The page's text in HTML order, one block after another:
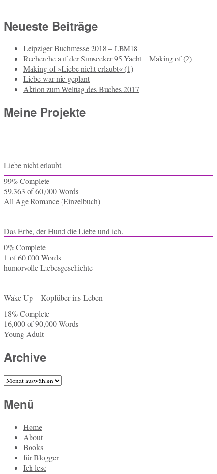
Neueste Beiträge
Leipziger Buchmesse 2018 – LBM18
Recherche auf der Sunseeker 95 Yacht – Making of (2)
Making-of »Liebe nicht erlaubt« (1)
Liebe war nie geplant
Aktion zum Welttag des Buches 2017
Meine Projekte
Liebe nicht erlaubt
99% Com­ple­te
59,363 of 60,000Words
All Age Ro­mance (Ein­zel­buch)
Das Erbe, der Hund die Liebe und ich.
0% Com­ple­te
1 of 60,000Words
hu­mor­vol­le Liebesgeschichte
Wake Up – Kopf­über ins Leben
18% Com­ple­te
16,000 of 90,000Words
Young Adult
Archive
Archive
Menü
Home
About
Books
für Blogger
Ich lese